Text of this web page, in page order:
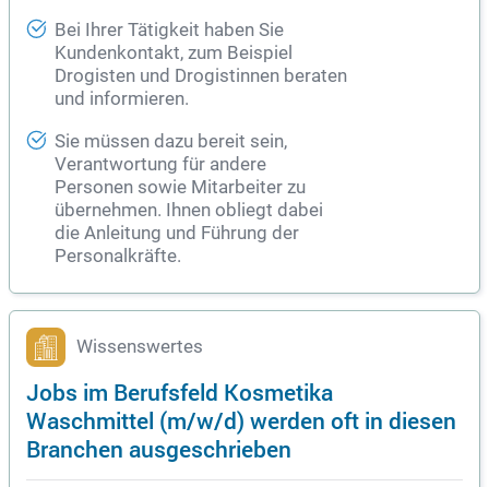
Bei Ihrer Tätigkeit haben Sie
Kundenkontakt, zum Beispiel
Drogisten und Drogistinnen beraten
und informieren.
Sie müssen dazu bereit sein,
Verantwortung für andere
Personen sowie Mitarbeiter zu
übernehmen. Ihnen obliegt dabei
die Anleitung und Führung der
Personalkräfte.
Wissenswertes
Jobs im Berufsfeld Kosmetika
Waschmittel (m/w/d) werden oft in diesen
Branchen ausgeschrieben